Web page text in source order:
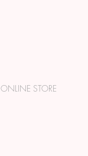
ONLINE STORE